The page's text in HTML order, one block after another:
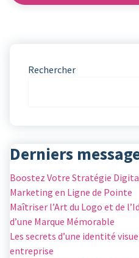
Rechercher
Derniers
Boostez Votre Stratégie
Marketing en Ligne de Pointe
Maîtriser l’Art du Logo et de
d’une Marque Mémorable
Les secrets d’une identité
entreprise